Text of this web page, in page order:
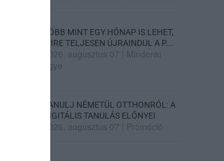
TÖBB MINT EGY HÓNAP IS LEHET,
MIRE TELJESEN ÚJRAINDUL A P...
2026. augusztus 07
Mindenki
ügye
TANULJ NÉMETÜL OTTHONRÓL: A
DIGITÁLIS TANULÁS ELŐNYEI
2026. augusztus 07 Promóció